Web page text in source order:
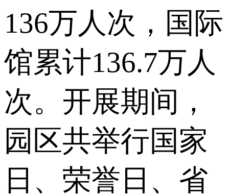
136万人次，国际
馆累计136.7万人
次。开展期间，
园区共举行国家
日、荣誉日、省